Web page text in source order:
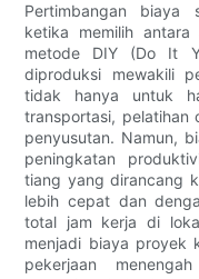
Pertimbangan biaya
ketika memilih
metode DIY (Do It
diproduksi mewakili
tidak hanya untuk
transportasi, pelatihan
penyusutan. Namun,
peningkatan
tiang yang dirancang
lebih cepat dan
total jam kerja di
menjadi biaya proyek
pekerjaan